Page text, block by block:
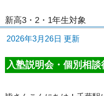
新高3・2・1年生対象
2026年3月26日 更新
入塾説明会・個別相談